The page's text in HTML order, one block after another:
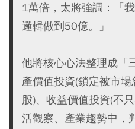
1萬倍，太將強調：「
邏輯做到50億。」
他將核心心法整理成「
產價值投資(鎖定被市
股)、收益價值投資(不
活觀察、產業趨勢中，